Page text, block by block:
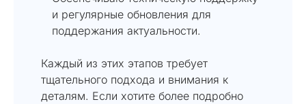
и регулярные обновления для
поддержания актуальности.
Каждый из этих этапов требует
тщательного подхода и внимания к
деталям. Если хотите более подробно